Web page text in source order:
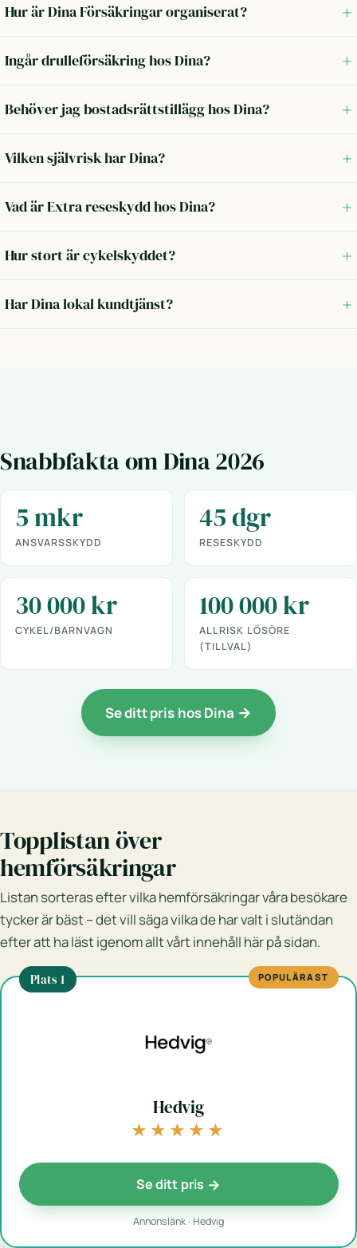
Hur är Dina Försäkringar organiserat?
Ingår drulleförsäkring hos Dina?
Behöver jag bostadsrättstillägg hos Dina?
Vilken självrisk har Dina?
Vad är Extra reseskydd hos Dina?
Hur stort är cykelskyddet?
Har Dina lokal kundtjänst?
Snabbfakta om Dina 2026
5 mkr
ANSVARSSKYDD
45 dgr
RESESKYDD
30 000 kr
CYKEL/BARNVAGN
100 000 kr
ALLRISK LÖSÖRE
(TILLVAL)
Se ditt pris hos Dina
Topplistan över
hemförsäkringar
Listan sorteras efter vilka hemförsäkringar våra besökare
tycker är bäst – det vill säga vilka de har valt i slutändan
efter att ha läst igenom allt vårt innehåll här på sidan.
Plats 1 POPULÄRAST
Hedvig
★★★★★
★★★★★
Se ditt pris
Annonslänk · Hedvig